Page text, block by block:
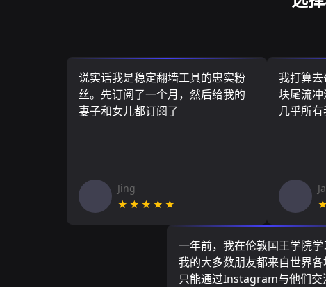
说实话我是稳定翻墙工具的忠实粉
丝。先订阅了一个月，然后给我的
妻子和女儿都订阅了
Jing
★★★★★
我打算
块尾流
几乎所有
一年前，我在伦敦国王学院学
我的大多数朋友都来自世界各
只能通过Instagram与他们交